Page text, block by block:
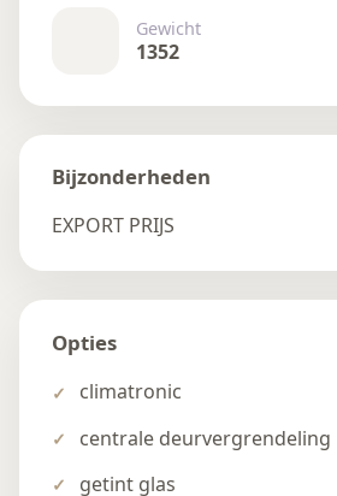
Gewicht
1352
Bijzonderheden
EXPORT PRIJS
Opties
climatronic
centrale deurvergrendeling
getint glas